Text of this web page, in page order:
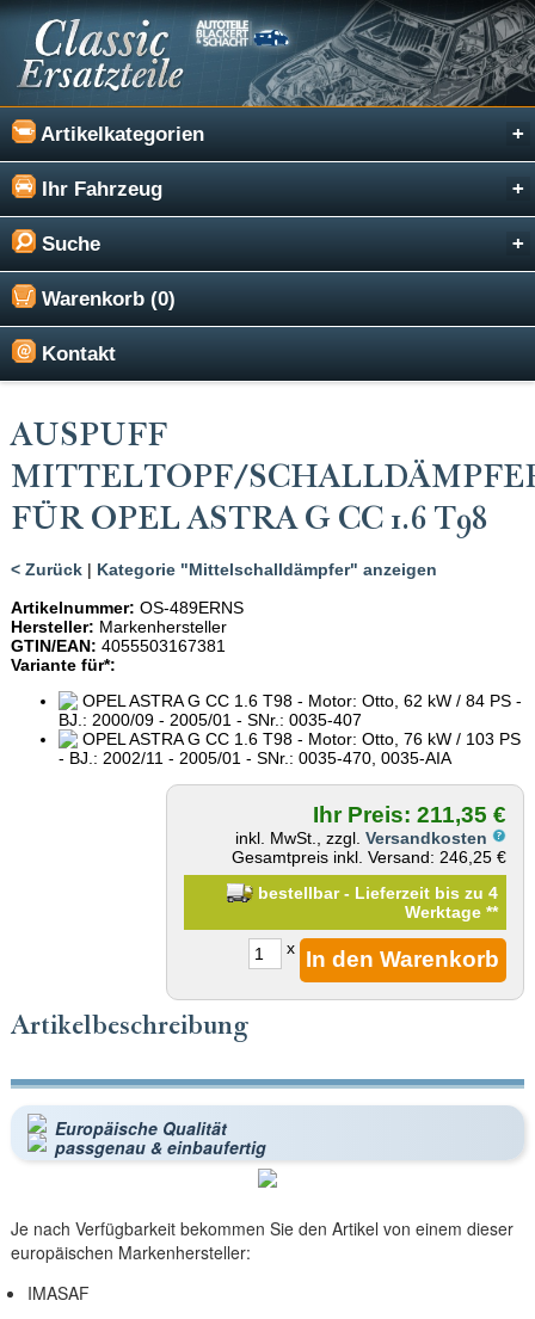
Artikelkategorien
Ihr Fahrzeug
Suche
Warenkorb (0)
Kontakt
AUSPUFF
MITTELTOPF/
FÜR OPEL ASTRA G CC 1.6 T98
< Zurück| Kategorie "Mittelschalldämpfer" anzeigen
Artikelnummer: OS-489ERNS
Hersteller: Markenhersteller
GTIN/EAN: 4055503167381
Variante für*:
OPEL ASTRA G CC 1.6 T98 - Motor: Otto, 62 kW / 84 PS -
BJ.: 2000/09 - 2005/01 - SNr.: 0035-407
OPEL ASTRA G CC 1.6 T98 - Motor: Otto, 76 kW / 103 PS
- BJ.: 2002/11 - 2005/01 - SNr.: 0035-470, 0035-AIA
Ihr Preis: 211,35 €
inkl. MwSt., zzgl.Versandkosten
Gesamtpreis inkl. Versand: 246,25 €
bestellbar - Lieferzeit bis zu 4
Werktage**
x
Artikelbeschreibung
Europäische Qualität
passgenau & einbaufertig
Je nach Verfügbarkeit bekommen Sie den Artikel von einem dieser
europäischen Markenhersteller:
IMASAF